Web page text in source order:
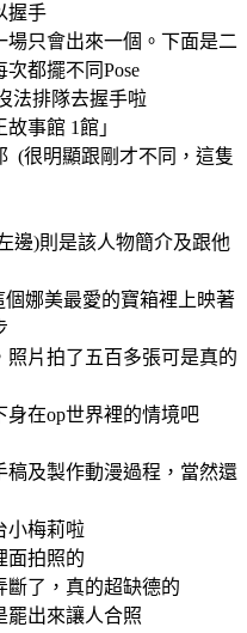
握手
場只會出來一個。下面是二
都擺不同Pose
法排隊去握手啦
事館 1館」
(很明顯跟剛才不同，這隻
邊)則是該人物簡介及跟他
娜美最愛的寶箱裡上映著
片拍了五百多張可是真的
身在op世界裡的情境吧
及製作動漫過程，當然還
小梅莉啦
面拍照的
斷了，真的超缺德的
罷出來讓人合照